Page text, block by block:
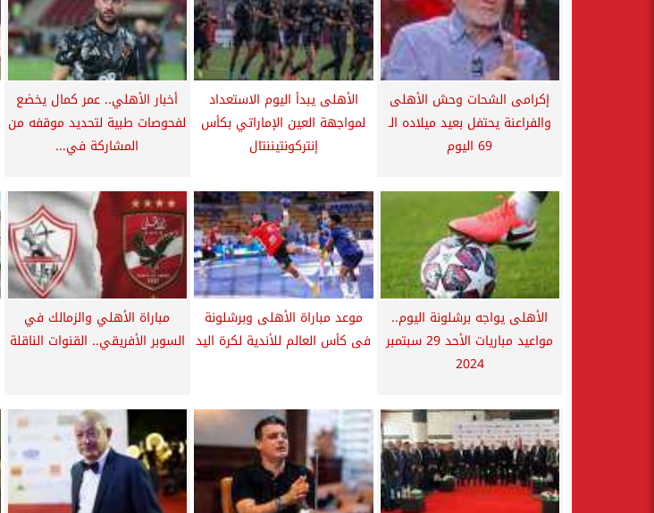
إكرامى الشحات وحش الأهلى
والفراعنة يحتفل بعيد ميلاده الـ
69 اليوم
الأهلى يبدأ اليوم الاستعداد
لمواجهة العين الإماراتي بكأس
إنتركونتيننتال
أخبار الأهلي.. عمر كمال يخضع
لفحوصات طبية لتحديد موقفه من
المشاركة في...
الأهلى يواجه برشلونة اليوم..
مواعيد مباريات الأحد 29 سبتمبر
2024
موعد مباراة الأهلى وبرشلونة
فى كأس العالم للأندية لكرة اليد
مباراة الأهلي والزمالك في
السوبر الأفريقي.. القنوات الناقلة